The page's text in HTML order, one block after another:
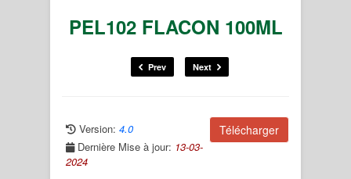
PEL102 FLACON 100ML
Prev Next
Télécharger
Version: 4.0
Dernière Mise à jour: 13-03-
2024